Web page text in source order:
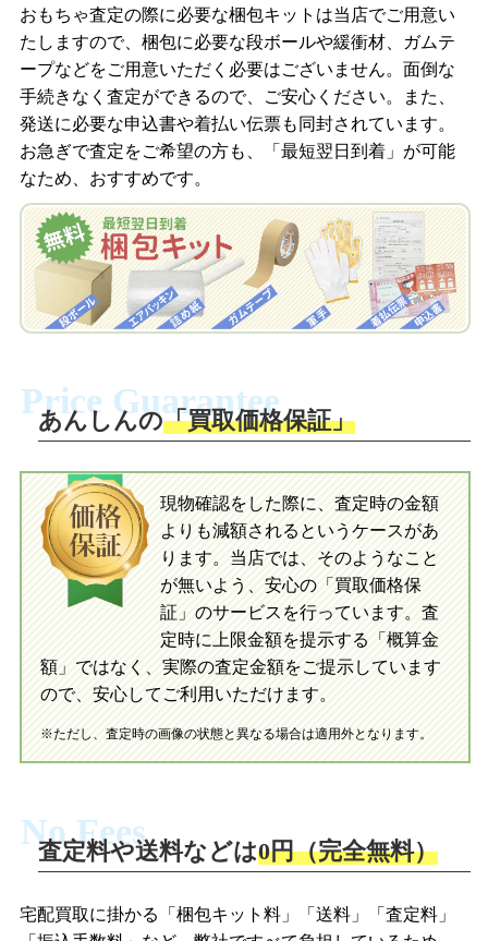
商品を撮影して、査定フォームから画像
を送信します。
梱包キットをメールで申し込み
査定結果をメールで確認し、梱包キット
を申し込みます。梱包キットは送料無料
でお届けします。
自宅でおもちゃを発送・梱包
梱包キットに同封する発送ガイドの手順
送。当店へ無料で発送いただけます。
入金完了
当店に査定したおもちゃがご到着後、ご
指定の口座に即日入金可能です。
買取の流れ 写真の撮影方法
「ジョニージョイLINE査定」を友だちに
追加し、スマートフォンなどのカメラで
撮影したおもちゃの写真をトーク中に送
信します。
梱包キットをLINEで申し込み
査定結果をLINEで確認し、梱包キットを
申し込みます。梱包キットは送料無料で
お届けします。
自宅でおもちゃを発送・梱包
ださい。お電話にて集荷依頼を行い発
送。当店へ無料で発送いただけます。
当店に査定したおもちゃがご到着後、ご
指定の口座に即日入金可能です。
初めての方へ LINE査定の流れ 写真の撮影方法
おもちゃ査定の際に必要な梱包キットは当店でご用意い
たしますので、梱包に必要な段ボールや緩衝材、ガムテ
ープなどをご用意いただく必要はございません。面倒な
手続きなく査定ができるので、ご安心ください。また、
発送に必要な申込書や着払い伝票も同封されています。
お急ぎで査定をご希望の方も、「最短翌日到着」が可能
なため、おすすめです。
Price Guarantee
あんしんの「買取価格保証」
現物確認をした際に、査定時の金額
よりも減額されるというケースがあ
ります。当店では、そのようなこと
が無いよう、安心の「買取価格保
証」のサービスを行っています。査
定時に上限金額を提示する「概算金
額」ではなく、実際の査定金額をご提示しています
ので、安心してご利用いただけます。
※ただし、査定時の画像の状態と異なる場合は適用外となります。
No Fees
査定料や送料などは0円（完全無料）
宅配買取に掛かる「梱包キット料」「送料」「査定料」